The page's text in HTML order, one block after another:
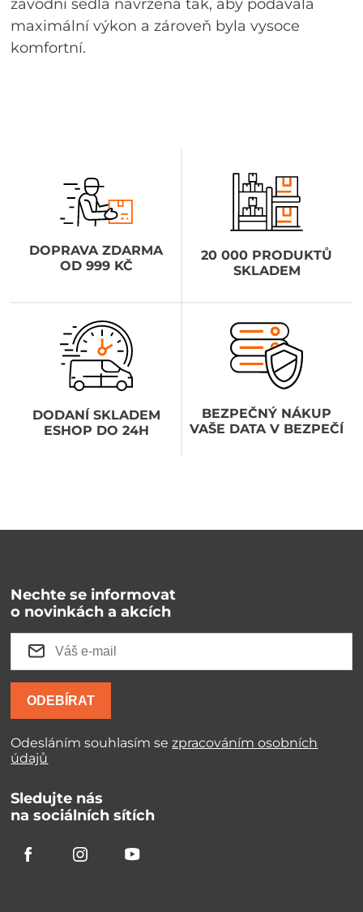
závodní sedla navržená tak, aby podávala
maximální výkon a zároveň byla vysoce
komfortní.
DOPRAVA ZDARMA
OD 999 KČ
20 000 PRODUKTŮ
SKLADEM
DODANÍ SKLADEM
ESHOP DO 24H
BEZPEČNÝ NÁKUP
VAŠE DATA V BEZPEČÍ
Nechte se informovat
o novinkách a akcích
ODEBÍRAT
Odesláním souhlasím sezpracováním osobních
údajů
Sledujte nás
na sociálních sítích